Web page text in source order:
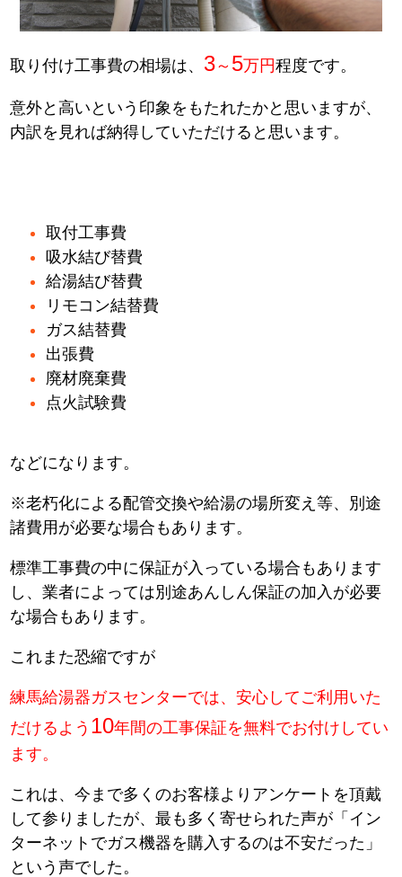
取り付け工事費の相場は、 3～ 5万円程度です。
意外と高いという印象をもたれたかと思いますが、
内訳を見れば納得していただけると思います。
取付工事費
吸水結び替費
給湯結び替費
リモコン結替費
ガス結替費
出張費
廃材廃棄費
点火試験費
などになります。
※老朽化による配管交換や給湯の場所変え等、別途
諸費用が必要な場合もあります。
標準工事費の中に保証が入っている場合もあります
し、業者によっては別途あんしん保証の加入が必要
な場合もあります。
これまた恐縮ですが
練馬給湯器ガスセンターでは、安心してご利用いた
だけるよう 10年間の工事保証を無料でお付けしてい
ます。
これは、今まで多くのお客様よりアンケートを頂戴
して参りましたが、最も多く寄せられた声が「イン
ターネットでガス機器を購入するのは不安だった」
という声でした。